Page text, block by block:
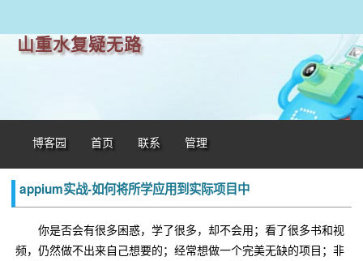
山重水复疑无路
博客园 首页 联系 管理
appium实战-如何将所学应用到实际项目中
你是否会有很多困惑，学了很多，却不会用；看了很多书和视
频，仍然做不出来自己想要的；经常想做一个完美无缺的项目；非